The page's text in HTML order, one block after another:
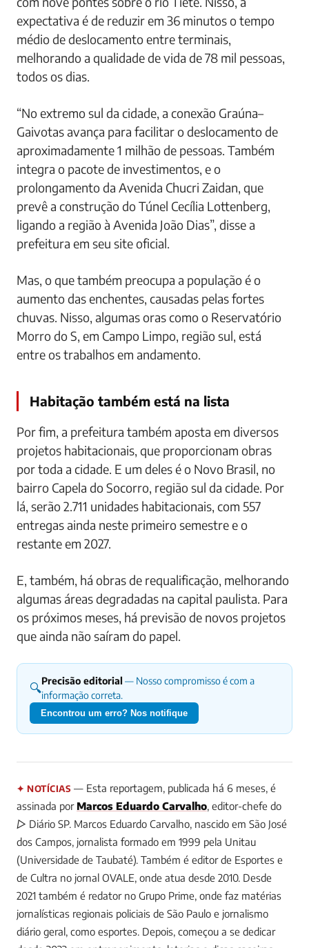
expectativa é de reduzir em 36 minutos o tempo
médio de deslocamento entre terminais,
melhorando a qualidade de vida de 78 mil pessoas,
todos os dias.
“No extremo sul da cidade, a conexão Graúna–
Gaivotas avança para facilitar o deslocamento de
aproximadamente 1 milhão de pessoas. Também
integra o pacote de investimentos, e o
prolongamento da Avenida Chucri Zaidan, que
prevê a construção do Túnel Cecília Lottenberg,
ligando a região à Avenida João Dias”, disse a
prefeitura em seu site oficial.
Mas, o que também preocupa a população é o
aumento das enchentes, causadas pelas fortes
chuvas. Nisso, algumas oras como o Reservatório
Morro do S, em Campo Limpo, região sul, está
entre os trabalhos em andamento.
Habitação também está na lista
Por fim, a prefeitura também aposta em diversos
projetos habitacionais, que proporcionam obras
por toda a cidade. E um deles é o Novo Brasil, no
bairro Capela do Socorro, região sul da cidade. Por
lá, serão 2.711 unidades habitacionais, com 557
entregas ainda neste primeiro semestre e o
restante em 2027.
E, também, há obras de requalificação, melhorando
algumas áreas degradadas na capital paulista. Para
os próximos meses, há previsão de novos projetos
que ainda não saíram do papel.
🔍Precisão editorial — Nosso compromisso é com a
informação correta.
Encontrou um erro? Nos notifique
✦ NOTÍCIAS — Esta reportagem, publicada há 6 meses, é
assinada por Marcos Eduardo Carvalho , editor-chefe do
▷ Diário SP. Marcos Eduardo Carvalho, nascido em São José
dos Campos, jornalista formado em 1999 pela Unitau
(Universidade de Taubaté). Também é editor de Esportes e
de Cultra no jornal OVALE, onde atua desde 2010. Desde
2021 também é redator no Grupo Prime, onde faz matérias
jornalísticas regionais policiais de São Paulo e jornalismo
diário geral, como esportes. Depois, começou a se dedicar